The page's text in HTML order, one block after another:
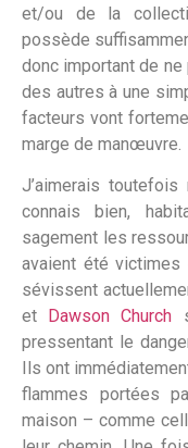
et/ou de la
possède
donc important de
des autres à une
facteurs vont
marge de manœuvre.
J’aimerais
connais bien,
sagement les
avaient été victimes
sévissent
et
Dawson Church
pressentant le
Ils ont
flammes portées
maison – comme